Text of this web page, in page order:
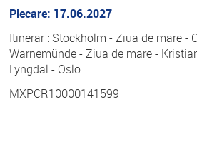
Plecare: 17.06.2027
Itinerar : Stockholm - Ziua de mare -
Warnemünde - Ziua de mare -
Lyngdal - Oslo
MXPCR10000141599